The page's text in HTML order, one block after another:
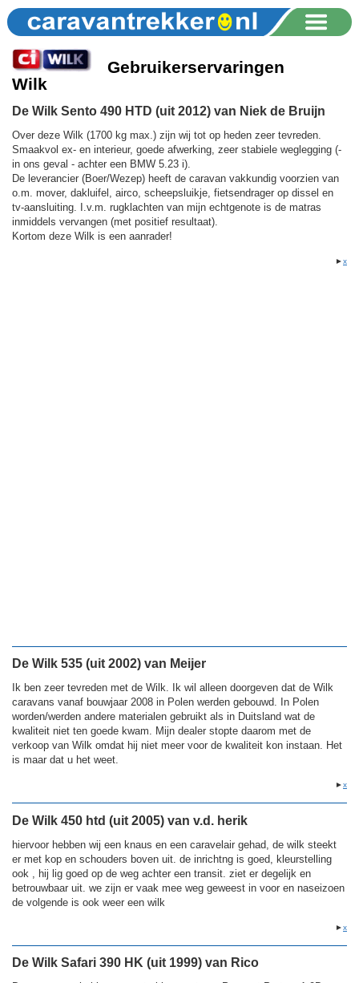
Gebruikerservaringen
Wilk
De Wilk Sento 490 HTD (uit 2012) van Niek de Bruijn
Over deze Wilk (1700 kg max.) zijn wij tot op heden zeer tevreden.
Smaakvol ex- en interieur, goede afwerking, zeer stabiele weglegging (-
in ons geval - achter een BMW 5.23 i).
De leverancier (Boer/Wezep) heeft de caravan vakkundig voorzien van
o.m. mover, dakluifel, airco, scheepsluikje, fietsendrager op dissel en
tv-aansluiting. I.v.m. rugklachten van mijn echtgenote is de matras
inmiddels vervangen (met positief resultaat).
Kortom deze Wilk is een aanrader!
►x
De Wilk 535 (uit 2002) van Meijer
Ik ben zeer tevreden met de Wilk. Ik wil alleen doorgeven dat de Wilk
caravans vanaf bouwjaar 2008 in Polen werden gebouwd. In Polen
worden/werden andere materialen gebruikt als in Duitsland wat de
kwaliteit niet ten goede kwam. Mijn dealer stopte daarom met de
verkoop van Wilk omdat hij niet meer voor de kwaliteit kon instaan. Het
is maar dat u het weet.
►x
De Wilk 450 htd (uit 2005) van v.d. herik
hiervoor hebben wij een knaus en een caravelair gehad, de wilk steekt
er met kop en schouders boven uit. de inrichtng is goed, kleurstelling
ook , hij lig goed op de weg achter een transit. ziet er degelijk en
betrouwbaar uit. we zijn er vaak mee weg geweest in voor en naseizoen
de volgende is ook weer een wilk
►x
De Wilk Safari 390 HK (uit 1999) van Rico